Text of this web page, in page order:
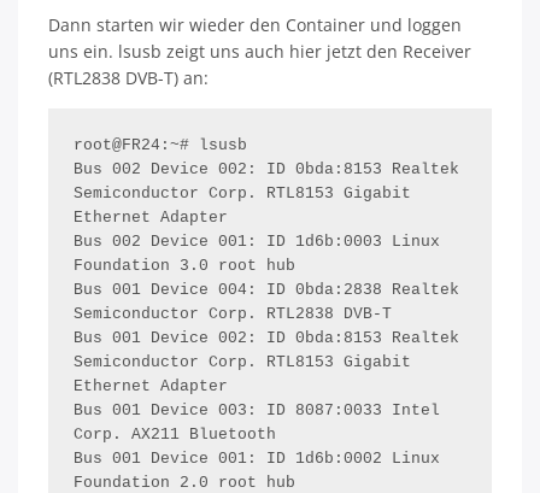
Dann starten wir wieder den Container und loggen
uns ein. lsusb zeigt uns auch hier jetzt den Receiver
(RTL2838 DVB-T) an:
root@FR24:~# lsusb
Bus 002 Device 002: ID 0bda:8153 Realtek
Semiconductor Corp. RTL8153 Gigabit
Ethernet Adapter
Bus 002 Device 001: ID 1d6b:0003 Linux
Foundation 3.0 root hub
Bus 001 Device 004: ID 0bda:2838 Realtek
Semiconductor Corp. RTL2838 DVB-T
Bus 001 Device 002: ID 0bda:8153 Realtek
Semiconductor Corp. RTL8153 Gigabit
Ethernet Adapter
Bus 001 Device 003: ID 8087:0033 Intel
Corp. AX211 Bluetooth
Bus 001 Device 001: ID 1d6b:0002 Linux
Foundation 2.0 root hub